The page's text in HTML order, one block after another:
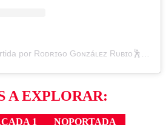
Una publicación compartida por Rᴏᴅʀɪɢᴏ Gᴏɴᴢáʟᴇᴢ Rᴜʙɪᴏ🕺 (@gonzalezcomediante)
A EXPLORAR:
1 NOPORTADA